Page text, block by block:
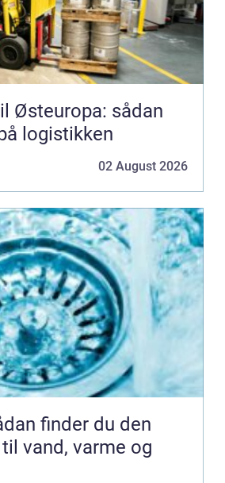
Østeuropa: sådan
logistikken
02 August 2026
vand, varme og